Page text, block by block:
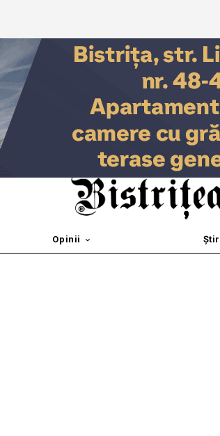
Opinii